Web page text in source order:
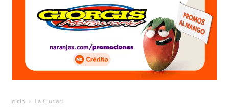
Inicio La Ciudad